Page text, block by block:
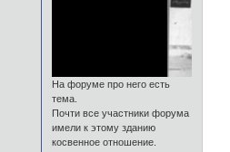
На форуме про него есть
тема.
Почти все участники форума
имели к этому зданию
косвенное отношение.